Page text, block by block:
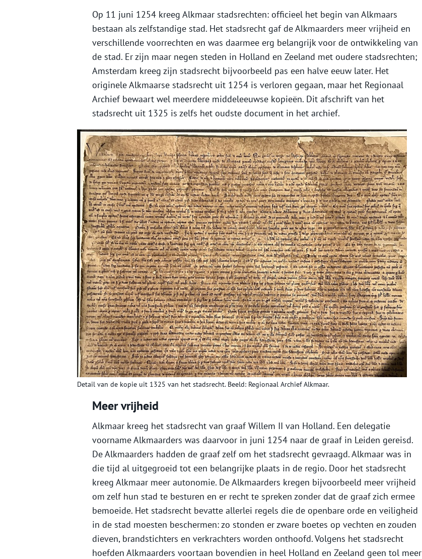
Op 11 juni 1254 kreeg Alkmaar stadsrechten: officieel het begin van Alkmaars
bestaan als zelfstandige stad. Het stadsrecht gaf de Alkmaarders meer vrijheid en
verschillende voorrechten en was daarmee erg belangrijk voor de ontwikkeling van
de stad. Er zijn maar negen steden in Holland en Zeeland met oudere stadsrechten;
Amsterdam kreeg zijn stadsrecht bijvoorbeeld pas een halve eeuw later. Het
originele Alkmaarse stadsrecht uit 1254 is verloren gegaan, maar het Regionaal
Archief bewaart wel meerdere middeleeuwse kopieën. Dit afschrift van het
stadsrecht uit 1325 is zelfs het oudste document in het archief.
Detail van de kopie uit 1325 van het stadsrecht. Beeld: Regionaal Archief Alkmaar.
Meer vrijheid
Alkmaar kreeg het stadsrecht van graaf Willem II van Holland. Een delegatie
voorname Alkmaarders was daarvoor in juni 1254 naar de graaf in Leiden gereisd.
De Alkmaarders hadden de graaf zelf om het stadsrecht gevraagd. Alkmaar was in
die tijd al uitgegroeid tot een belangrijke plaats in de regio. Door het stadsrecht
kreeg Alkmaar meer autonomie. De Alkmaarders kregen bijvoorbeeld meer vrijheid
om zelf hun stad te besturen en er recht te spreken zonder dat de graaf zich ermee
bemoeide. Het stadsrecht bevatte allerlei regels die de openbare orde en veiligheid
in de stad moesten beschermen: zo stonden er zware boetes op vechten en zouden
dieven, brandstichters en verkrachters worden onthoofd. Volgens het stadsrecht
hoefden Alkmaarders voortaan bovendien in heel Holland en Zeeland geen tol meer